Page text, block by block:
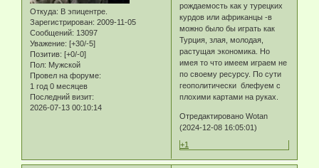
Откуда: В эпицентре.
Зарегистрирован: 2009-11-05
Сообщений: 13097
Уважение: [+30/-5]
Позитив: [+0/-0]
Пол: Мужской
Провел на форуме:
1 год 0 месяцев
Последний визит:
2026-07-13 00:10:14
рождаемость как у турецких
курдов или африканцы -в
можно было бы играть как
Турция, злая, молодая,
растущая экономика. Но
имея то что имеем играем не
по своему ресурсу. По сути
геополитически блефуем с
плохими картами на руках.
Отредактировано Wotan
(2024-12-08 16:05:01)
+1